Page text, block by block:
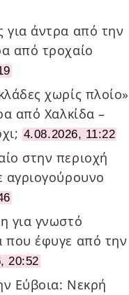
για άντρα από την
από τροχαίο
χωρίς πλοίο»
από Χαλκίδα –
4.08.2026, 11:22
στην περιοχή
αγριογούρουνο
για γνωστό
που έφυγε από την
20:52
Εύβοια: Νεκρή